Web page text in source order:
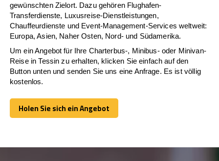
gewünschten Zielort. Dazu gehören Flughafen-
Transferdienste, Luxusreise-Dienstleistungen,
Chauffeurdienste und Event-Management-Services weltweit:
Europa, Asien, Naher Osten, Nord- und Südamerika.
Um ein Angebot für Ihre Charterbus-, Minibus- oder Minivan-
Reise in Tessin zu erhalten, klicken Sie einfach auf den
Button unten und senden Sie uns eine Anfrage. Es ist völlig
kostenlos.
Holen Sie sich ein Angebot
Holen Sie sich ein Angebot